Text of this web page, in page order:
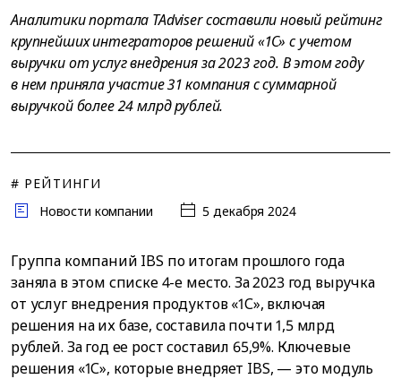
Аналитики портала TAdviser составили новый рейтинг
крупнейших интеграторов решений «1С» с учетом
выручки от услуг внедрения за 2023 год. В этом году
в нем приняла участие 31 компания с суммарной
выручкой более 24 млрд рублей.
# РЕЙТИНГИ
Новости компании
5 декабря 2024
Группа компаний IBS по итогам прошлого года
заняла в этом списке 4-е место. За 2023 год выручка
от услуг внедрения продуктов «1С», включая
решения на их базе, составила почти 1,5 млрд
рублей. За год ее рост составил 65,9%. Ключевые
решения «1С», которые внедряет IBS, — это модуль